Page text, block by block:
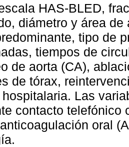
HAS-BLED,
diámetro y área
tipo de
tiempos de
de aorta (CA),
de tórax,
hospitalaria. Las
contacto telefónico
oral